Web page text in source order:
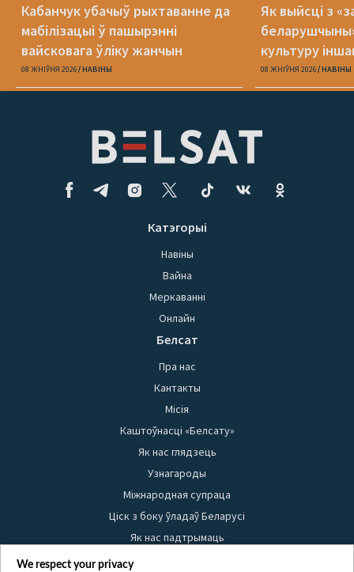
Кабанчук убачыў рыхтаванне да
мабілізацыі ў пашырэнні
вайсковага ўліку жанчын
08 ЖНІЎНЯ 2026 НАВІНЫ
Як выйсці з
культуру
свет уласную
08 ЖНІЎНЯ 2026 НАВІНЫ
Катэгорыі
Навіны
Вайна
Меркаванні
Онлайн
Белсат
Пра нас
Кантакты
Місія
Каштоўнасці «Белсату»
Як нас глядзець
Узнагароды
Міжнародная супраца
Ціск з боку ўладаў Беларусі
Як нас падтрымаць
Правілы выкарыстання матэрыялаў
We respect your privacy